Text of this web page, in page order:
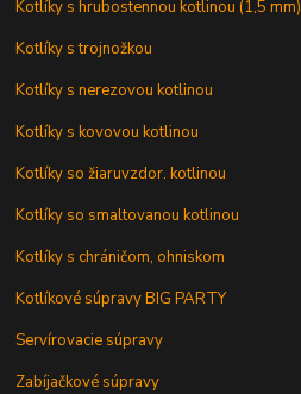
Kotlíky s hrubostennou kotlinou (1,5 mm)
Kotlíky s trojnožkou
Kotlíky s nerezovou kotlinou
Kotlíky s kovovou kotlinou
Kotlíky so žiaruvzdor. kotlinou
Kotlíky so smaltovanou kotlinou
Kotlíky s chráničom, ohniskom
Kotlíkové súpravy BIG PARTY
Servírovacie súpravy
Zabíjačkové súpravy